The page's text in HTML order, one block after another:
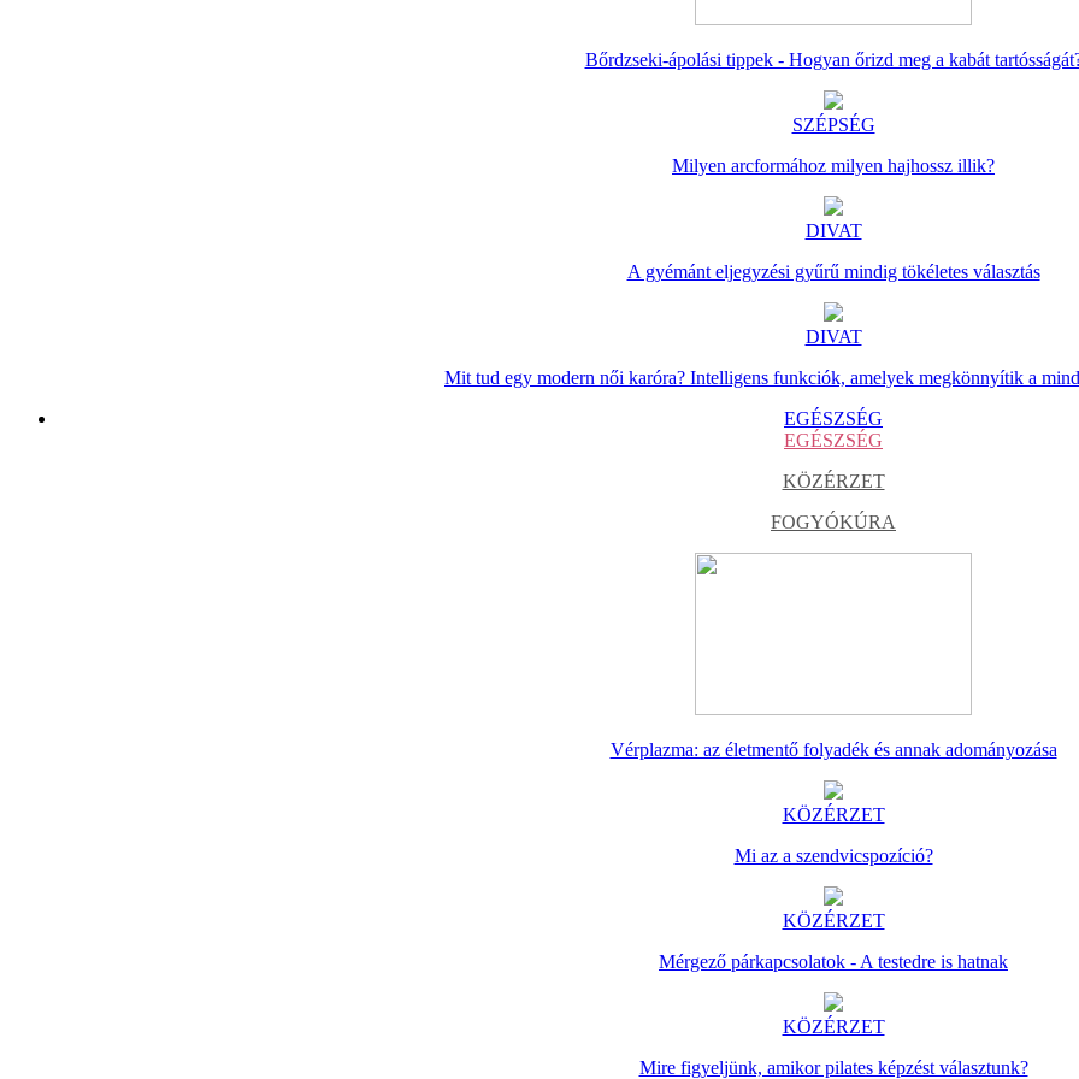
Bőrdzseki-ápolási tippek - Hogyan őrizd meg a kabát
SZÉPSÉG
Milyen arcformához milyen hajhossz illik?
DIVAT
A gyémánt eljegyzési gyűrű mindig tökéletes választás
DIVAT
Mit tud egy modern női karóra? Intelligens funkciók, amelyek megkönnyítik a
EGÉSZSÉG
EGÉSZSÉG
KÖZÉRZET
FOGYÓKÚRA
Vérplazma: az életmentő folyadék és annak adományozása
KÖZÉRZET
Mi az a szendvicspozíció?
KÖZÉRZET
Mérgező párkapcsolatok - A testedre is hatnak
KÖZÉRZET
Mire figyeljünk, amikor pilates képzést választunk?